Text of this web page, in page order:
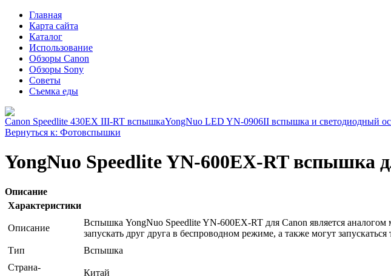
Главная
Карта сайта
Каталог
Использование
Обзоры Canon
Обзоры Sony
Советы
Съемка еды
Canon Speedlite 430EX III-RT вспышкаYongNuo LED YN-0906II вспышка и светодиодный
Вернуться к: Фотовспышки
YongNuo Speedlite YN-600EX-RT вспышка
Описание
Характеристики
Описание
Вспышка YongNuo Speedlite YN-600EX-RT для Canon является
запускать друг друга в беспроводном режиме, а также могут
Тип
Вспышка
Страна-
Китай